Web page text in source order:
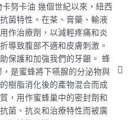
努卡油 幾個世紀以來，紐西
菌特性。在茶、膏藥、輸液
作治療劑，以減輕疼痛和炎
導致腹部不適和皮膚刺激。
保護和加強我們的牙齦。 蜂
是蜜蜂將下嚥腺的分泌物與
樹脂消化後的產物混合而成
，用作蜜蜂巢中的密封劑和
菌、抗炎和治療特性而被廣